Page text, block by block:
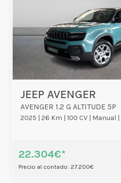
JEEP AVENGER
AVENGER 1.2 G ALTITUDE 5P
2025 | 26 Km | 100 CV | Manual |
22.304€*
Precio al contado: 27.200€